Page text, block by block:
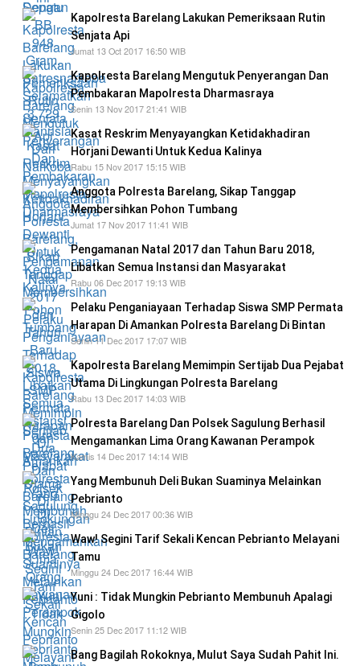
Kapolresta Barelang Lakukan Pemeriksaan Rutin
Senjata Api
Jumat 13 Oct 2017 16:50 WIB
Kapolresta Barelang Mengutuk Penyerangan Dan
Pembakaran Mapolresta Dharmasraya
Senin 13 Nov 2017 21:41 WIB
Kasat Reskrim Menyayangkan Ketidakhadiran
Horjani Dewanti Untuk Kedua Kalinya
Rabu 15 Nov 2017 15:15 WIB
Anggota Polresta Barelang, Sikap Tanggap
Membersihkan Pohon Tumbang
Jumat 17 Nov 2017 11:41 WIB
Pengamanan Natal 2017 dan Tahun Baru 2018,
Libatkan Semua Instansi dan Masyarakat
Rabu 06 Dec 2017 19:13 WIB
Pelaku Penganiayaan Terhadap Siswa SMP Permata
Harapan Di Amankan Polresta Barelang Di Bintan
Senin 11 Dec 2017 17:07 WIB
Kapolresta Barelang Memimpin Sertijab Dua Pejabat
Utama Di Lingkungan Polresta Barelang
Rabu 13 Dec 2017 14:03 WIB
Polresta Barelang Dan Polsek Sagulung Berhasil
Mengamankan Lima Orang Kawanan Perampok
Kamis 14 Dec 2017 14:14 WIB
Yang Membunuh Deli Bukan Suaminya Melainkan
Pebrianto
Minggu 24 Dec 2017 00:36 WIB
Waw! Segini Tarif Sekali Kencan Pebrianto Melayani
Tamu
Minggu 24 Dec 2017 16:44 WIB
Yuni : Tidak Mungkin Pebrianto Membunuh Apalagi
Gigolo
Senin 25 Dec 2017 11:12 WIB
Bang Bagilah Rokoknya, Mulut Saya Sudah Pahit Ini.